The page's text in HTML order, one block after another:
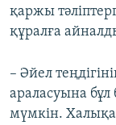
қаржы
құралға
– Әйел
араласуына бұл
мүмкін.